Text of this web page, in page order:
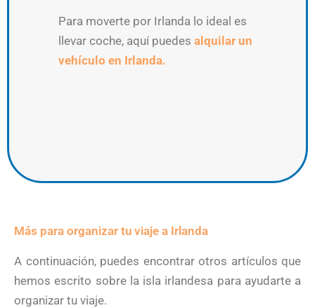
Para moverte por Irlanda lo ideal es
llevar coche, aquí puedes alquilar un
vehículo en Irlanda.
Más para organizar tu viaje a Irlanda
A continuación, puedes encontrar otros artículos que
hemos escrito sobre la isla irlandesa para ayudarte a
organizar tu viaje.